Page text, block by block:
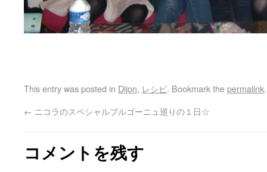
This entry was posted in Dijon, レシピ. Bookmark thepermalink.
← ニコラのスペシャルブルゴーニュ巡りの１日☆
コメントを残す